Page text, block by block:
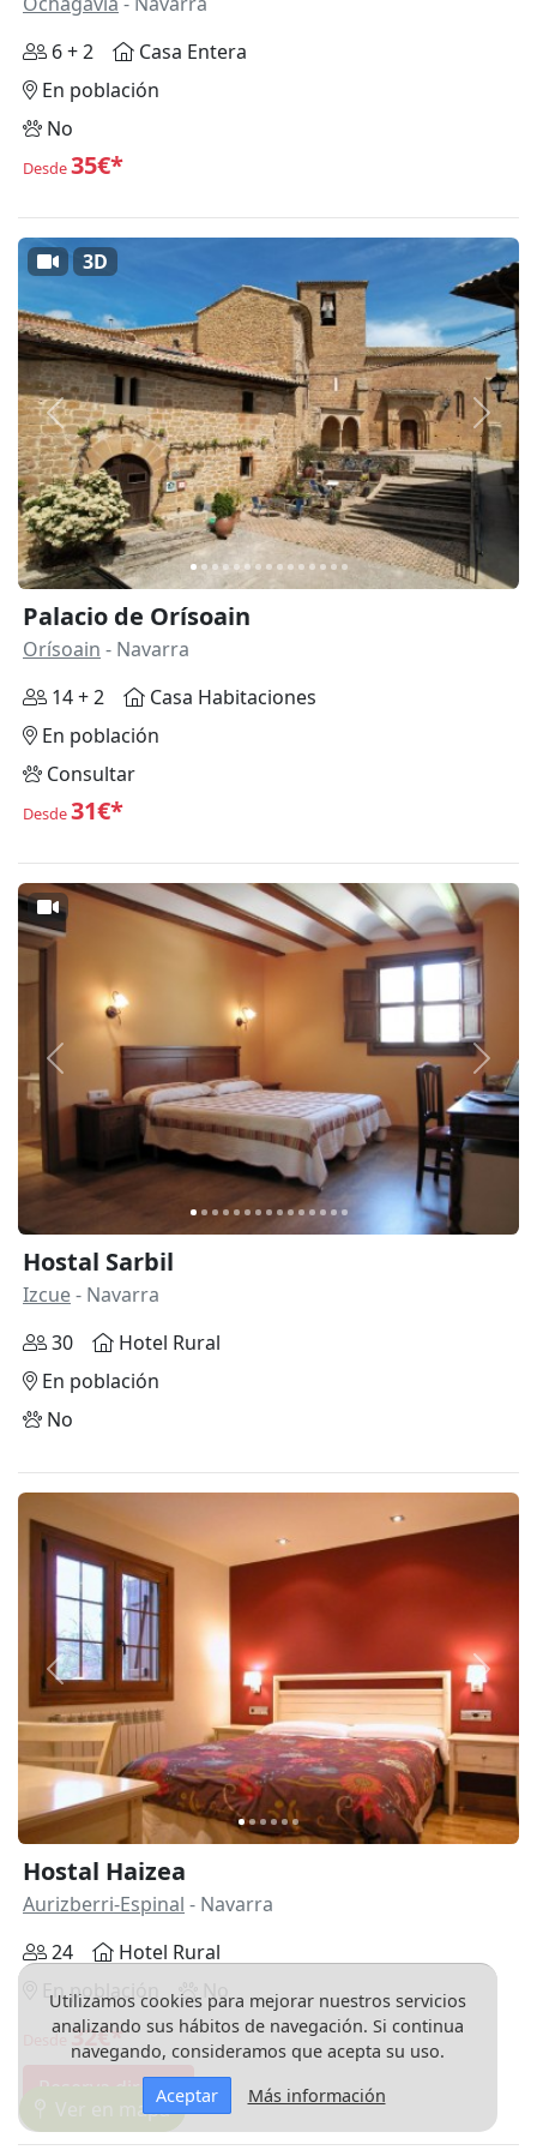
6 + 2
Casa Entera
En población
No
Desde35€*
Anterior
3D
Palacio de Orísoain
Orísoain - Navarra
14 + 2
Casa Habitaciones
En población
Consultar
Desde31€*
Anterior
Hostal Sarbil
Izcue- Navarra
30
Hotel Rural
En población
No
Anterior
Hostal Haizea
Aurizberri-Espinal - Navarra
24
Hotel Rural
En población
Desde32€*
Reserva directa
Ver en mapa
Utilizamos cookies para mejorar nuestros servicios
analizando sus hábitos de navegación. Si continua
navegando, consideramos que acepta su uso.
Aceptar
Más información